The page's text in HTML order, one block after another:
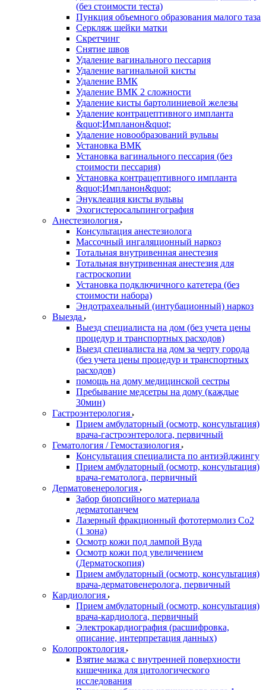
(без стоимости теста)
Пункция объемного образования малого таза
Серкляж шейки матки
Скретчинг
Снятие швов
Удаление вагинального пессария
Удаление вагинальной кисты
Удаление ВМК
Удаление ВМК 2 сложности
Удаление кисты бартолиниевой железы
Удаление контрацептивного импланта
&quot;Импланон&quot;
Удаление новообразований вульвы
Установка ВМК
Установка вагинального пессария (без
стоимости пессария)
Установка контрацептивного импланта
&quot;Импланон&quot;
Энуклеация кисты вульвы
Эхогистеросальпингография
Анестезиология
Консультация анестезиолога
Массочный ингаляционный наркоз
Тотальная внутривенная анестезия
Тотальная внутривенная анестезия для
гастроскопии
Установка подключичного катетера (без
стоимости набора)
Эндотрахеальный (интубационный) наркоз
Выезда
Выезд специалиста на дом (без учета цены
процедур и транспортных расходов)
Выезд специалиста на дом за черту города
(без учета цены процедур и транспортных
расходов)
помощь на дому медицинской сестры
Пребывание медсетры на дому (каждые
30мин)
Гастроэнтерология
Прием амбулаторный (осмотр, консультация)
врача-гастроэнтеролога, первичный
Гематология / Гемостазиология
Консультация специалиста по антиэйджингу
Прием амбулаторный (осмотр, консультация)
врача-гематолога, первичный
Дерматовенерология
Забор биопсийного материала
дерматопанчем
Лазерный фракционный фототермолиз Со2
(1 зона)
Осмотр кожи под лампой Вуда
Осмотр кожи под увеличением
(Дерматоскопия)
Прием амбулаторный (осмотр, консультация)
врача-дерматовенеролога, первичный
Кардиология
Прием амбулаторный (осмотр, консультация)
врача-кардиолога, первичный
Электрокардиография (расшифровка,
описание, интерпретация данных)
Колопроктология
Взятие мазка с внутренней поверхности
кишечника для цитологического
исследования